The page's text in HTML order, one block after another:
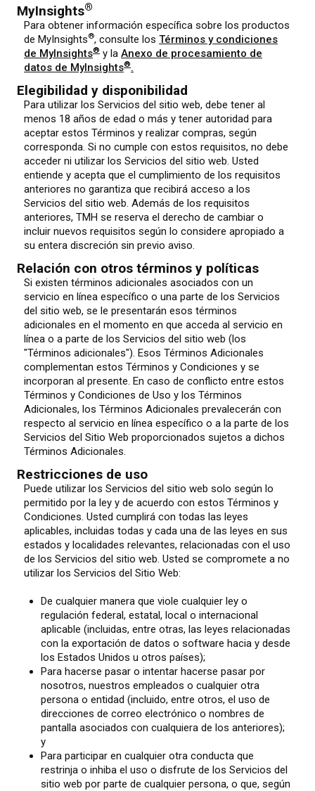
MyInsights®
Para obtener información específica sobre los productos
de MyInsights®, consulte los Términos y condiciones
de MyInsights® y la Anexo de procesamiento de
datos de MyInsights®.
Elegibilidad y disponibilidad
Para utilizar los Servicios del sitio web, debe tener al
menos 18 años de edad o más y tener autoridad para
aceptar estos Términos y realizar compras, según
corresponda. Si no cumple con estos requisitos, no debe
acceder ni utilizar los Servicios del sitio web. Usted
entiende y acepta que el cumplimiento de los requisitos
anteriores no garantiza que recibirá acceso a los
Servicios del sitio web. Además de los requisitos
anteriores, TMH se reserva el derecho de cambiar o
incluir nuevos requisitos según lo considere apropiado a
su entera discreción sin previo aviso.
Relación con otros términos y políticas
Si existen términos adicionales asociados con un
servicio en línea específico o una parte de los Servicios
del sitio web, se le presentarán esos términos
adicionales en el momento en que acceda al servicio en
línea o a parte de los Servicios del sitio web (los
"Términos adicionales"). Esos Términos Adicionales
complementan estos Términos y Condiciones y se
incorporan al presente. En caso de conflicto entre estos
Términos y Condiciones de Uso y los Términos
Adicionales, los Términos Adicionales prevalecerán con
respecto al servicio en línea específico o a la parte de los
Servicios del Sitio Web proporcionados sujetos a dichos
Términos Adicionales.
Restricciones de uso
Puede utilizar los Servicios del sitio web solo según lo
permitido por la ley y de acuerdo con estos Términos y
Condiciones. Usted cumplirá con todas las leyes
aplicables, incluidas todas y cada una de las leyes en sus
estados y localidades relevantes, relacionadas con el uso
de los Servicios del sitio web. Usted se compromete a no
utilizar los Servicios del Sitio Web:
De cualquier manera que viole cualquier ley o
regulación federal, estatal, local o internacional
aplicable (incluidas, entre otras, las leyes relacionadas
con la exportación de datos o software hacia y desde
los Estados Unidos u otros países);
Para hacerse pasar o intentar hacerse pasar por
nosotros, nuestros empleados o cualquier otra
persona o entidad (incluido, entre otros, el uso de
direcciones de correo electrónico o nombres de
pantalla asociados con cualquiera de los anteriores);
y
Para participar en cualquier otra conducta que
restrinja o inhiba el uso o disfrute de los Servicios del
sitio web por parte de cualquier persona, o que, según